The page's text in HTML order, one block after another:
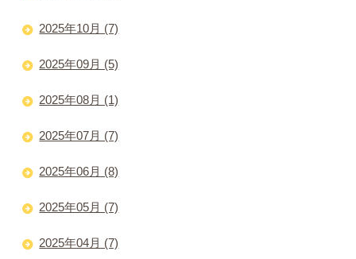
2025年10月 (7)
2025年09月 (5)
2025年08月 (1)
2025年07月 (7)
2025年06月 (8)
2025年05月 (7)
2025年04月 (7)